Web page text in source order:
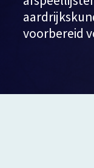
voorbereid